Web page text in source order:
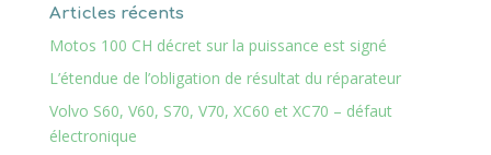
Articles récents
Motos 100 CH décret sur la puissance est signé
L’étendue de l’obligation de résultat du réparateur
Volvo S60, V60, S70, V70, XC60 et XC70 – défaut
électronique